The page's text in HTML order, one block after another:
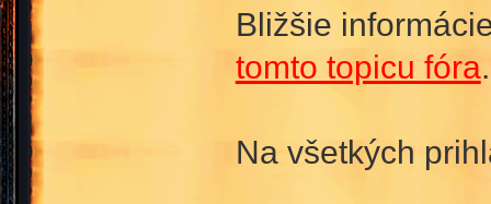
Bližšie
tomto topicu fóra.
Na všetkých